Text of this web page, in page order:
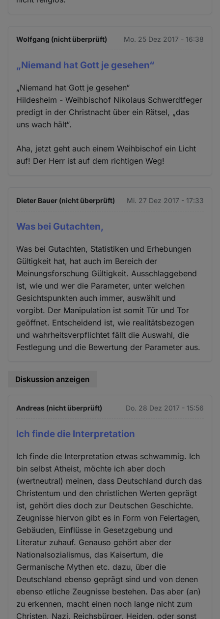
Wolfgang (nicht überprüft) Mo. 25 Dez 2017 - 16:38
„Niemand hat Gott je gesehen“
„Niemand hat Gott je gesehen“
Hildesheim - Weihbischof Nikolaus Schwerdtfeger
predigt in der Christnacht über ein Rätsel, „das
uns wach hält“.
Aha, jetzt geht auch einem Weihbischof ein Licht
auf! Der Herr ist auf dem richtigen Weg!
Dieter Bauer (nicht überprüft) Mi. 27 Dez 2017 - 17:33
Was bei Gutachten,
Was bei Gutachten, Statistiken und Erhebungen
Gültigkeit hat, hat auch im Bereich der
Meinungsforschung Gültigkeit. Ausschlaggebend
ist, wie und wer die Parameter, unter welchen
Gesichtspunkten auch immer, auswählt und
vorgibt. Der Manipulation ist somit Tür und Tor
geöffnet. Entscheidend ist, wie realitätsbezogen
und wahrheitsverpflichtet fällt die Auswahl, die
Festlegung und die Bewertung der Parameter aus.
Diskussion anzeigen
Andreas (nicht überprüft) Do. 28 Dez 2017 - 15:56
Ich finde die Interpretation
Ich finde die Interpretation etwas schwammig. Ich
bin selbst Atheist, möchte ich aber doch
(wertneutral) meinen, dass Deutschland durch das
Christentum und den christlichen Werten geprägt
ist, gehört dies doch zur Deutschen Geschichte.
Zeugnisse hiervon gibt es in Form von Feiertagen,
Gebäuden, Einflüsse in Gesetzgebung und
Literatur zuhauf. Genauso gehört aber der
Nationalsozialismus, das Kaisertum, die
Germanische Mythen etc. dazu, über die
Deutschland ebenso geprägt sind und von denen
ebenso etliche Zeugnisse bestehen. Das aber (an)
zu erkennen, macht einen noch lange nicht zum
Christen, Nazi, Reichsbürger, Heiden, oder sonst